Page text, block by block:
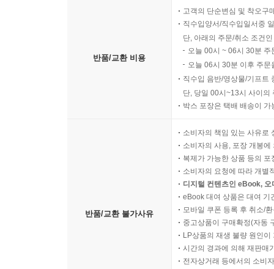
반품/교환 비용
고객의 단순변심 및 착오구
직수입양서/직수입일서중
단, 아래의 주문/취소 조건
오늘 00시 ~ 06시 30분
오늘 06시 30분 이후 주
직수입 음반/영상물/기프트
단, 당일 00시~13시 사이의
박스 포장은 택배 배송이
반품/교환 불가사유
소비자의 책임 있는 사유로
소비자의 사용, 포장 개봉
복제가 가능한 상품 등의
소비자의 요청에 따라 개별
디지털 컨텐츠인 eBook,
eBook 대여 상품은 대여 기
모바일 쿠폰 등록 후 취소/
중고상품이 구매확정(자동
LP상품의 재생 불량 원인
시간의 경과에 의해 재판매
전자상거래 등에서의 소비